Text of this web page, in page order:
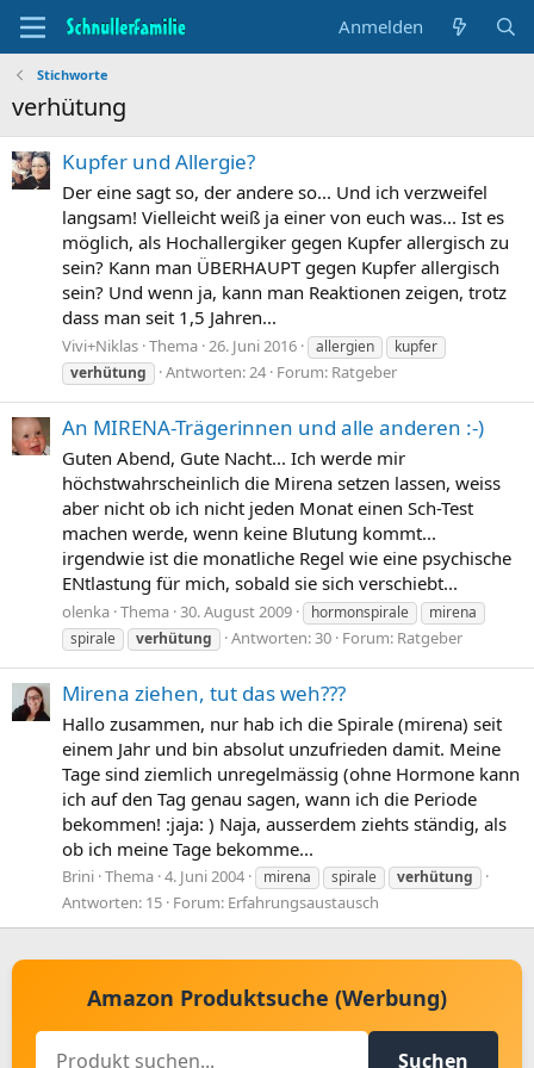
Anmelden
Stichworte
verhütung
Kupfer und Allergie?
Der eine sagt so, der andere so... Und ich verzweifel
langsam! Vielleicht weiß ja einer von euch was... Ist es
möglich, als Hochallergiker gegen Kupfer allergisch zu
sein? Kann man ÜBERHAUPT gegen Kupfer allergisch
sein? Und wenn ja, kann man Reaktionen zeigen, trotz
dass man seit 1,5 Jahren...
Vivi+Niklas Thema 26. Juni 2016 allergien
kupfer
verhütung
Antworten: 24 Forum: Ratgeber
An MIRENA-Trägerinnen und alle anderen :-)
Guten Abend, Gute Nacht... Ich werde mir
höchstwahrscheinlich die Mirena setzen lassen, weiss
aber nicht ob ich nicht jeden Monat einen Sch-Test
machen werde, wenn keine Blutung kommt...
irgendwie ist die monatliche Regel wie eine psychische
ENtlastung für mich, sobald sie sich verschiebt...
olenka Thema 30. August 2009 hormonspirale
mirena
spirale
verhütung Antworten: 30 Forum: Ratgeber
Mirena ziehen, tut das weh???
Hallo zusammen, nur hab ich die Spirale (mirena) seit
einem Jahr und bin absolut unzufrieden damit. Meine
Tage sind ziemlich unregelmässig (ohne Hormone kann
ich auf den Tag genau sagen, wann ich die Periode
bekommen! :jaja: ) Naja, ausserdem ziehts ständig, als
ob ich meine Tage bekomme...
Brini Thema 4. Juni 2004 mirena spirale verhütung
Antworten: 15 Forum: Erfahrungsaustausch
Amazon Produktsuche (Werbung)
Suchen